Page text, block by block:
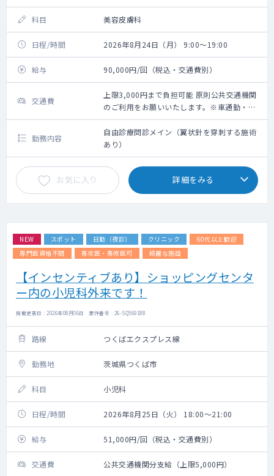
科目 美容皮膚科
日程/時間 2026年8月24日（月） 9:00～19:00
給与 90,000円/回（税込・交通費別）
交通費
上限3,000円まで負担可能 原則公共交通機関
のご利用をお願いいたします。※車通勤・タ
クシー利用要相談
勤務内容
自由診療問診メイン（翼状針を穿刺する施術
あり）
お気に入り 詳細をみる
NEW スポット 日勤（夜診） クリニック
60代以上歓迎
専門医資格不問
専攻医・専修医可 綺麗な施設
【インセンティブあり】ショッピングセンタ
ー内の小児科外来です！
掲載更新日 : 2026年08月06日 案件番号 : 26-SQ569188
路線 つくばエクスプレス線
勤務地 茨城県つくば市
科目 小児科
日程/時間 2026年8月25日（火） 18:00～21:00
給与 51,000円/回（税込・交通費別）
交通費 公共交通機関分支給（上限5,000円）